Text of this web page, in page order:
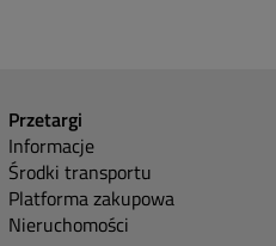
Przetargi
Informacje
Środki transportu
Platforma zakupowa
Nieruchomości